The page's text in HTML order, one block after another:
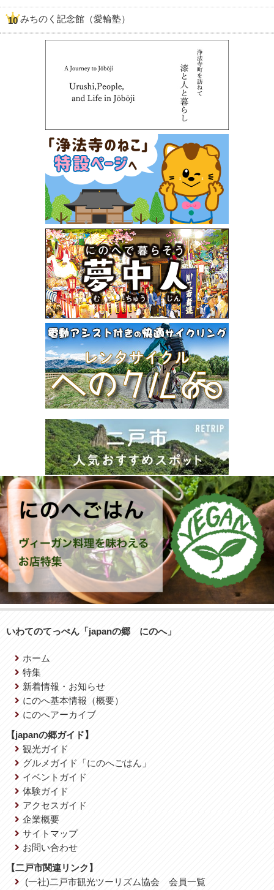
みちのく記念館（愛輪塾）
いわてのてっぺん「japanの郷 にのへ」
ホーム
特集
新着情報・お知らせ
にのへ基本情報（概要）
にのへアーカイブ
【japanの郷ガイド】
観光ガイド
グルメガイド「にのへごはん」
イベントガイド
体験ガイド
アクセスガイド
企業概要
サイトマップ
お問い合わせ
【二戸市関連リンク】
(一社)二戸市観光ツーリズム協会 会員一覧